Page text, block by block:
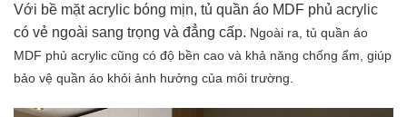
Với bề mặt acrylic bóng mịn, tủ quần áo MDF phủ acrylic
có vẻ ngoài sang trọng và đẳng cấp. Ngoài ra, tủ quần áo
MDF phủ acrylic cũng có độ bền cao và khả năng chống ẩm, giúp
bảo vệ quần áo khỏi ảnh hưởng của môi trường.